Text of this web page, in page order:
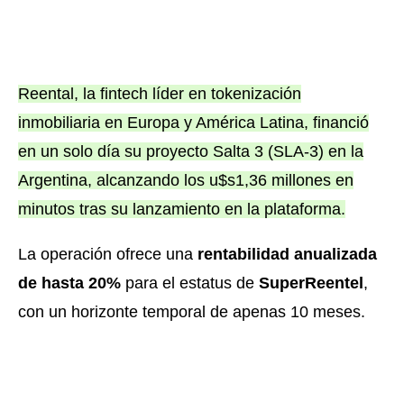
Reental, la fintech líder en tokenización
inmobiliaria en Europa y América Latina, financió
en un solo día su proyecto Salta 3 (SLA-3) en la
Argentina, alcanzando los u$s1,36 millones en
minutos tras su lanzamiento en la plataforma.
La operación ofrece una rentabilidad anualizada
de hasta 20% para el estatus de SuperReentel,
con un horizonte temporal de apenas 10 meses.